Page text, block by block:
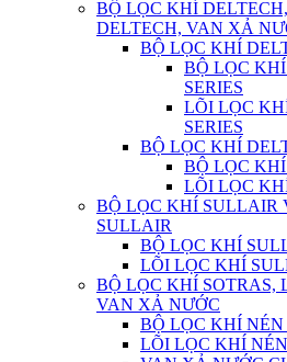
BỘ LỌC KHÍ
DELTECH, VAN XẢ
BỘ LỌC KHÍ
BỘ LỌC
SERIES
LÕI LỌC
SERIES
BỘ LỌC KHÍ
BỘ LỌC KHÍ
LÕI LỌC
BỘ LỌC KHÍ SULLAIR
SULLAIR
BỘ LỌC KHÍ
LÕI LỌC KHÍ
BỘ LỌC KHÍ SOTRAS,
VAN XẢ NƯỚC
BỘ LỌC KHÍ
LÕI LỌC KHÍ